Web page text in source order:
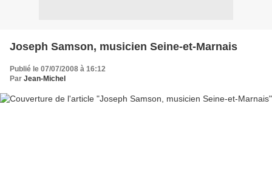
Joseph Samson, musicien Seine-et-Marnais
Publié le 07/07/2008 à 16:12
Par Jean-Michel